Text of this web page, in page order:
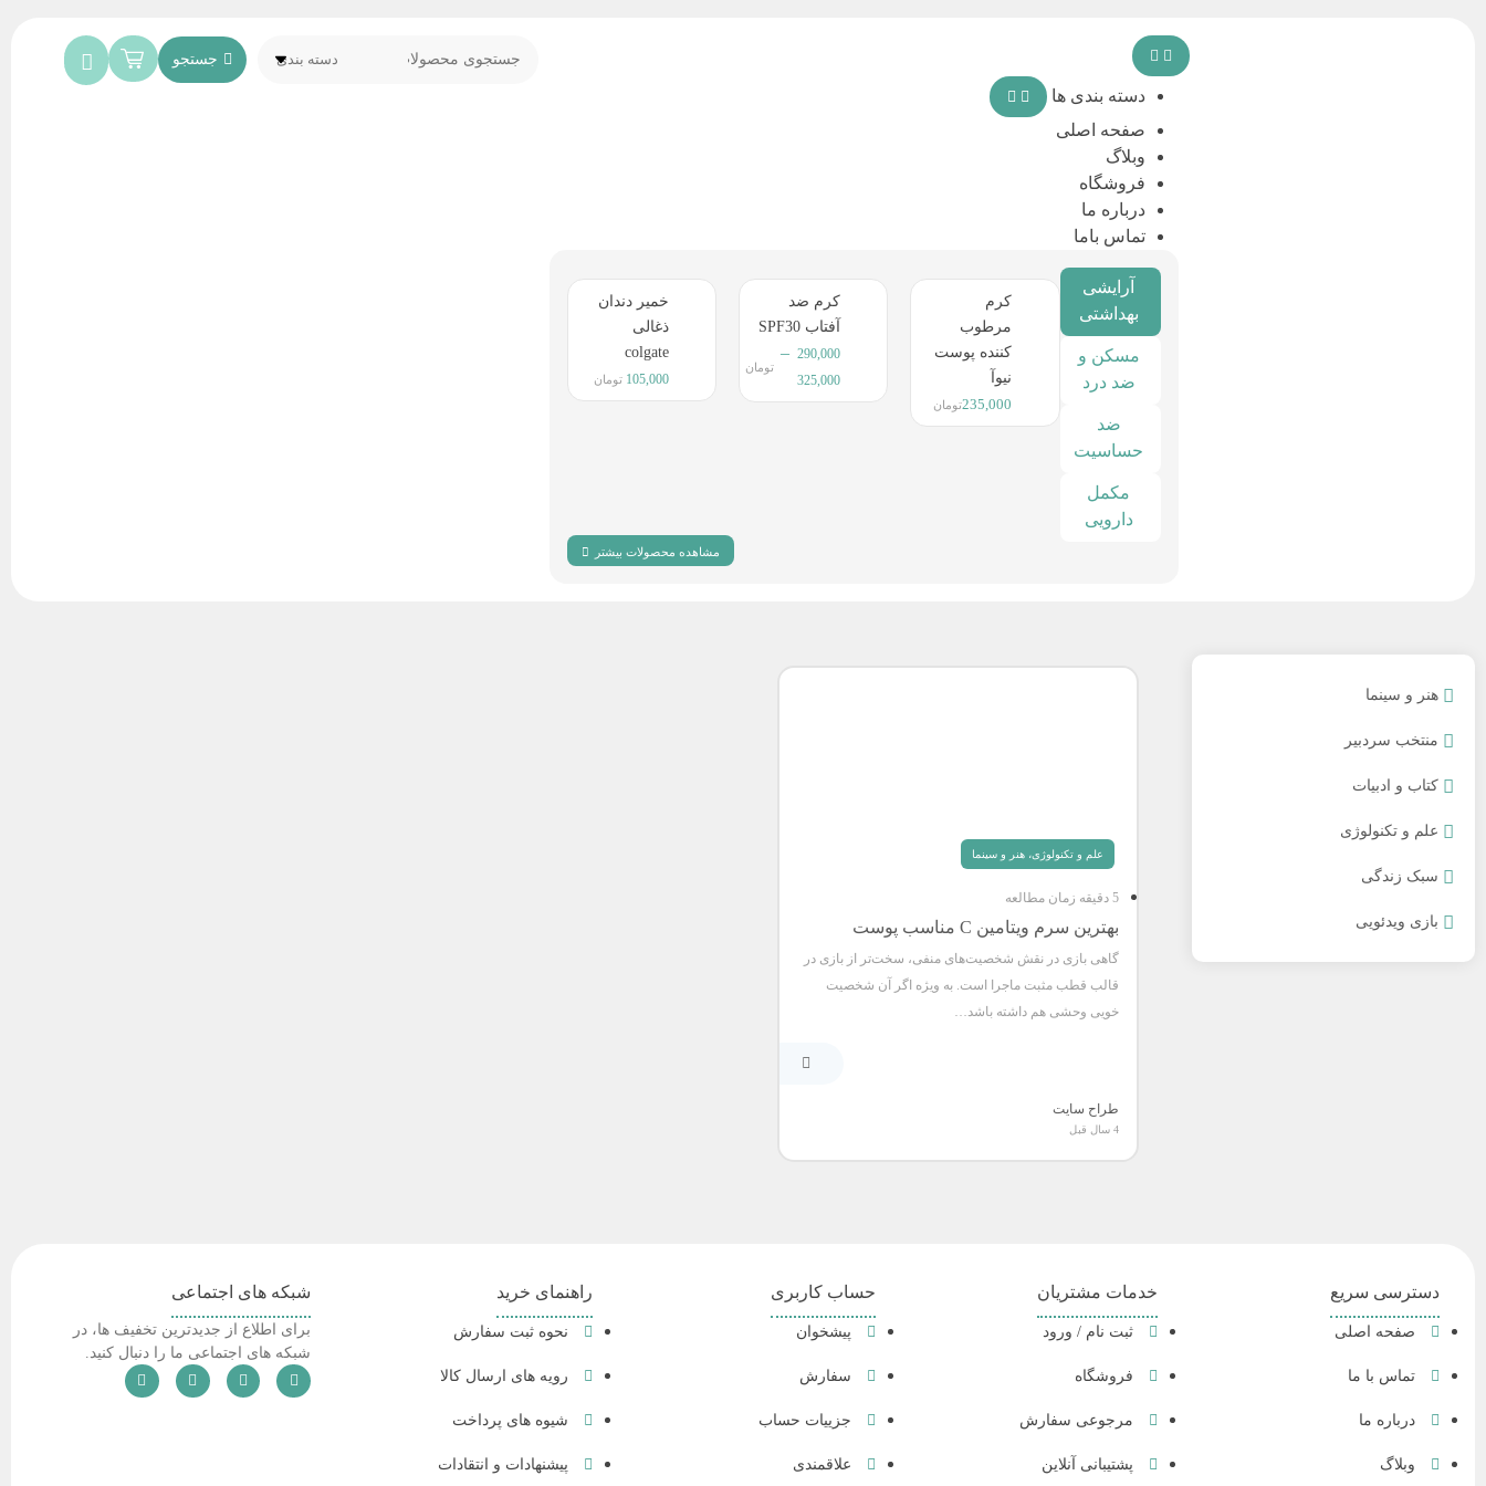
دسته بندی ها
صفحه اصلی
وبلاگ
فروشگاه
درباره ما
تماس باما
آرایشی
بهداشتی
مسکن و
ضد درد
ضد
حساسیت
مکمل
دارویی
کرم
مرطوب
کننده پوست
نیوآ
235,000تومان
کرم ضد
آفتاب SPF30
290,000
–
325,000
تومان
خمیر دندان
ذغالی
colgate
105,000 تومان
مشاهده محصولات بیشتر
جستجو
هنر و سینما
منتخب سردبیر
کتاب و ادبیات
علم و تکنولوژی
سبک زندگی
بازی ویدئویی
5 دقیقه زمان مطالعه
بهترین سرم ویتامین C مناسب پوست
گاهی بازی در نقش شخصیت‌های منفی، سخت‌تر از بازی در
قالب قطب مثبت ماجرا است. به ویژه اگر آن شخصیت
خویی وحشی هم داشته باشد…
طراح سایت
4 سال قبل
علم و تکنولوژی،هنر و سینما
دسترسی سریع
صفحه اصلی
تماس با ما
درباره ما
وبلاگ
خدمات مشتریان
ثبت نام / ورود
فروشگاه
مرجوعی سفارش
پشتیبانی آنلاین
حساب کاربری
پیشخوان
سفارش
جزییات حساب
علاقمندی
راهنمای خرید
نحوه ثبت سفارش
رویه های ارسال کالا
شیوه های پرداخت
پیشنهادات و انتقادات
شبکه های اجتماعی
برای اطلاع از جدیدترین تخفیف ها، در
شبکه های اجتماعی ما را دنبال کنید.